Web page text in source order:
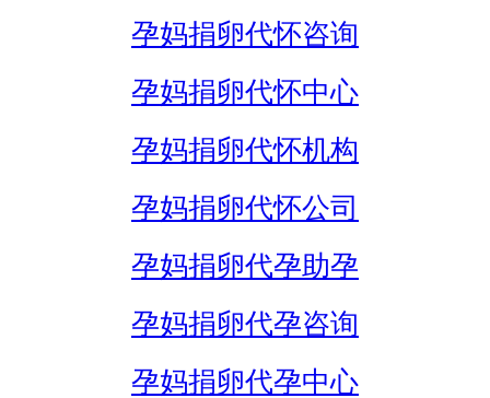
孕妈捐卵代怀咨询
孕妈捐卵代怀中心
孕妈捐卵代怀机构
孕妈捐卵代怀公司
孕妈捐卵代孕助孕
孕妈捐卵代孕咨询
孕妈捐卵代孕中心